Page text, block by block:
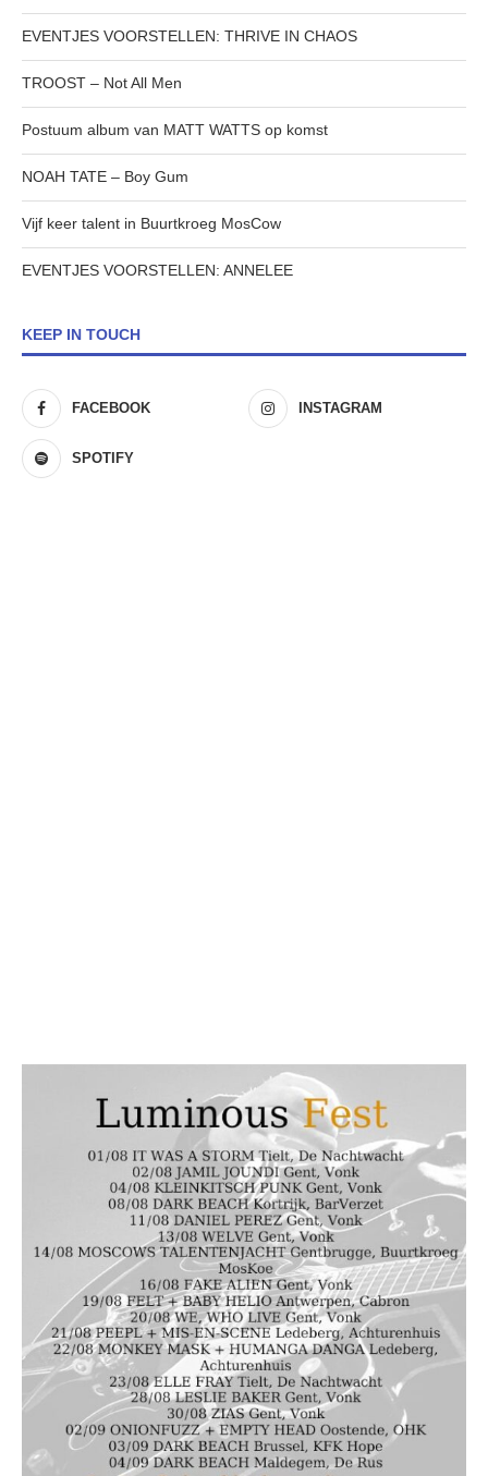
EVENTJES VOORSTELLEN: THRIVE IN CHAOS
TROOST – Not All Men
Postuum album van MATT WATTS op komst
NOAH TATE – Boy Gum
Vijf keer talent in Buurtkroeg MosCow
EVENTJES VOORSTELLEN: ANNELEE
KEEP IN TOUCH
FACEBOOK INSTAGRAM
SPOTIFY